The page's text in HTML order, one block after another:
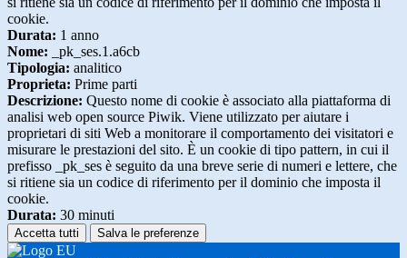
cookie.
Durata: 1 anno
Nome: _pk_ses.1.a6cb
Tipologia: analitico
Proprieta: Prime parti
Descrizione: Questo nome di cookie è associato alla piattaforma di
analisi web open source Piwik. Viene utilizzato per aiutare i
proprietari di siti Web a monitorare il comportamento dei visitatori e
misurare le prestazioni del sito. È un cookie di tipo pattern, in cui il
prefisso _pk_ses è seguito da una breve serie di numeri e lettere, che
si ritiene sia un codice di riferimento per il dominio che imposta il
cookie.
Durata: 30 minuti
Accetta tutti Salva le preferenze